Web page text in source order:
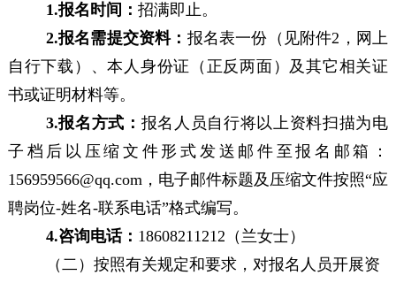
1.报名时间 ： 招满即止。
2.报名需提交资料： 报名表一份（见附件2 ，网上
自行下载）、本人身份证（正反两面） 及其它相关证
书或证明材料等。
3.报名方式： 报名人员自行将以上资料扫描为电
子档后以压缩文件形式发送邮件至报名邮箱：
156959566@qq.com，电子邮件标题及压缩文件按照“应
聘岗位-姓名-联系电话”格式编写。
4.咨询电话： 18608211212 （ 兰女士）
（二） 按照有关规定和要求， 对报名人员开展资